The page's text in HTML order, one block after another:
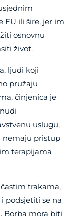
EU ili šire, jer im
osnovnu
život.
ljudi koji
pružaju
činjenica je
uslugu,
nemaju pristup
terapijama
trakama,
podsjetiti se na
Borba mora biti